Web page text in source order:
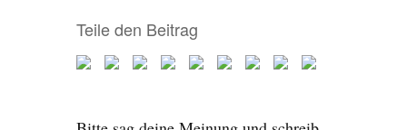
Teile den Beitrag